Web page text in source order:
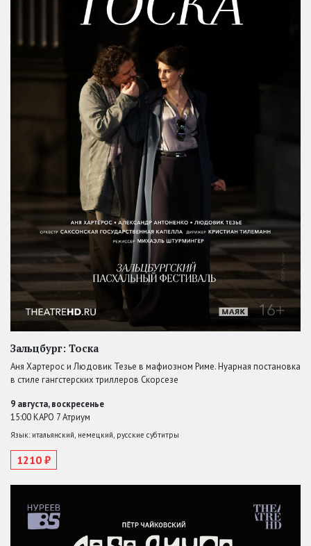
Зальцбург: Тоска
Аня Хартерос и Людовик Тезье в мафиозном Риме. Нуарная постановка
в стиле гангстерских триллеров Скорсезе
9 августа, воскресенье
15:00 КАРО 7 Атриум
Язык: итальянский, немецкий, русские субтитры
1210 ₽